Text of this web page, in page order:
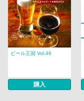
ビール王国 Vol.46
購入